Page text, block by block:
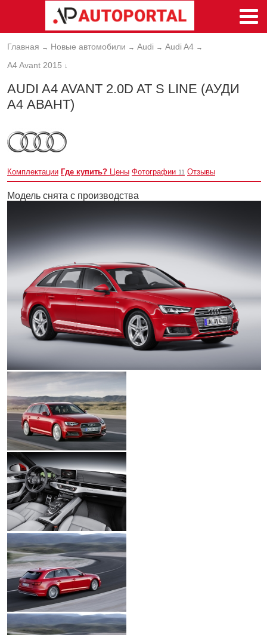
Главная → Новые автомобили → Audi → Audi A4 →
A4 Avant 2015 ↓
AUDI A4 AVANT 2.0D AT S LINE (АУДИ
А4 АВАНТ)
Комплектации Где купить? Цены Фотографии 11 Отзывы
Модель снята с производства